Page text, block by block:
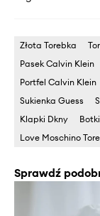
Złota Torebka
Pasek Calvin Klein
Portfel Calvin Klein
Sukienka Guess
Klapki Dkny
Love Moschino
Sprawdź